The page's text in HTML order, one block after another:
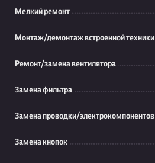
Мелкий ремонт
Монтаж/демонтаж встроенной техники
Ремонт/замена вентилятора
Замена фильтра
Замена проводки/электрокомпонентов
Замена кнопок